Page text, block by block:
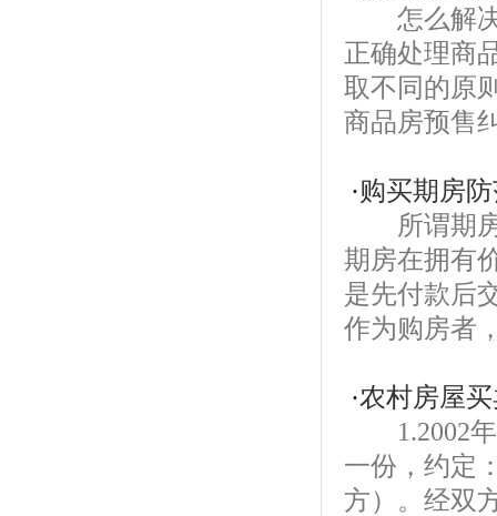
怎么解决
正确处理商
取不同的原
商品房预售
·购买期房
所谓期房
期房在拥有
是先付款后
作为购房者
·农村房屋
1.2002年1
一份，约定
方）。经双